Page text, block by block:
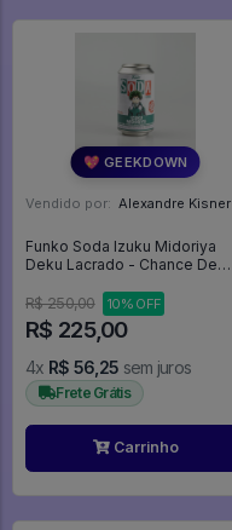
💖 GEEKDOWN
Vendido por: Alexandre Kisner - PR
Funko Soda Izuku Midoriya
Deku Lacrado - Chance De
Academia
R$ 250,00 10% OFF
R$ 225,00
4x R$ 56,25 sem juros
Frete Grátis
Carrinho